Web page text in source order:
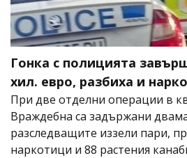
Гонка с полицията
хил. евро, разбиха и
При две отделни операции в
Враждебна са задържани
разследващите иззели пари,
наркотици и 88 растения